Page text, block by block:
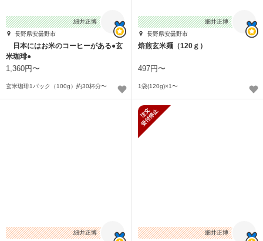
細井正博
長野県安曇野市
日本にはお米のコーヒーがある●玄
米珈琲●
1,360円〜
玄米珈琲1パック（100g）約30杯分〜
細井正博
長野県安曇野市
焙煎玄米麺（120ｇ）
497円〜
1袋(120g)×1〜
細井正博
細井正博